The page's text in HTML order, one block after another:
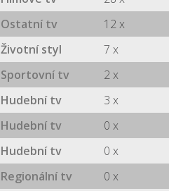
Ostatní tv
12 x
Životní styl
7 x
Sportovní tv
2 x
Hudební tv
3 x
Hudební tv
0 x
Hudební tv
0 x
Regionální tv
0 x